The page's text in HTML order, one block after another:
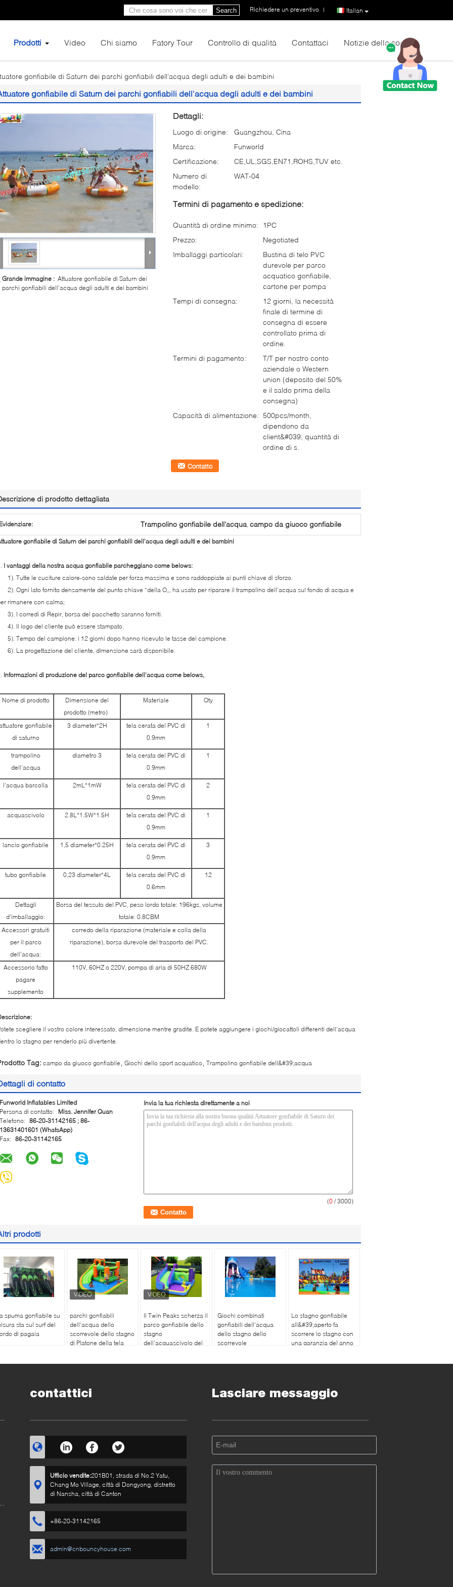
Italian
Richiedere un preventivo |
Search
Prodotti Video Chi siamo Fatory Tour Controllo di qualità Contattaci Notizie della società
gonfiabile di Saturn dei parchi gonfiabili dell'acqua degli adulti e dei bambini
gonfiabile di Saturn dei parchi gonfiabili dell'acqua degli adulti e dei bambini
Grande immagine : Attuatore gonfiabile di Saturn dei
parchi gonfiabili dell'acqua degli adulti e dei bambini
Dettagli:
Luogo di origine:
Guangzhou, Cina
Marca:
Funworld
Certificazione:
CE,UL,SGS,EN71,ROHS,TUV etc.
Numero di
modello:
WAT-04
Termini di pagamento e spedizione:
Quantità di ordine minimo:
1PC
Prezzo:
Negotiated
Imballaggi particolari:
Bustina di telo PVC
durevole per parco
acquatico gonfiabile,
cartone per pompa
Tempi di consegna:
12 giorni, la necessità
finale di termine di
consegna di essere
controllato prima di
ordine.
Termini di pagamento:
T/T per nostro conto
aziendale o Western
union (deposito del 50%
e il saldo prima della
consegna)
Capacità di alimentazione: 500pcs/month,
dipendono da
client&#039; quantità di
ordine di s.
Contatto
di prodotto dettagliata
Evidenziare: Trampolino gonfiabile dell'acqua, campo da giuoco gonfiabile
gonfiabile di Saturn dei parchi gonfiabili dell'acqua degli adulti e dei bambini
I vantaggi della nostra acqua gonfiabile parcheggiano come belows:
1). Tutte le cuciture calore-sono saldate per forza massima e sono raddoppiate ai punti chiave di sforzo.
2). Ogni lato fornito densamente del punto chiave “della O„, ha usato per riparare il trampolino dell'acqua sul fondo di acqua e
rimanere con calma;
3). I corredi di Repir, borsa del pacchetto saranno forniti.
4). Il logo del cliente può essere stampato.
5). Tempo del campione: i 12 giorni dopo hanno ricevuto le tasse del campione.
6). La progettazione del cliente, dimensione sarà disponibile.
Informazioni di produzione del parco gonfiabile dell'acqua come belows,
Nome di prodotto
Dimensione del
prodotto (metro)
Materiale Qty
gonfiabile
di saturno
3 diameter*2H
tela cerata del PVC di
0.9mm
1
trampolino
dell'acqua
diametro 3
tela cerata del PVC di
0.9mm
1
l'acqua barcolla 2mL*1mW
tela cerata del PVC di
0.9mm
2
acquascivolo 2.8L*1.5W*1.5H
tela cerata del PVC di
0.9mm
1
lancio gonfiabile 1,5 diameter*0.25H
tela cerata del PVC di
0.9mm
3
tubo gonfiabile 0,23 diameter*4L
tela cerata del PVC di
0.6mm
12
Dettagli
d'imballaggio:
Borsa del tessuto del PVC, peso lordo totale: 196kgs, volume
totale: 0.8CBM
Accessori gratuiti
per il parco
dell'acqua:
corredo della riparazione (materiale e colla della
riparazione), borsa durevole del trasporto del PVC.
Accessorio fatto
pagare
supplemento
110V, 60HZ o 220V, pompa di aria di 50HZ 680W
scegliere il vostro colore interessato, dimensione mentre gradite. E potete aggiungere i giochi/giocattoli differenti dell'acqua
lo stagno per renderlo più divertente.
Tag: campo da giuoco gonfiabile Giochi dello sport acquatico Trampolino gonfiabile dell&#39;acqua
di contatto
Funworld Inflatables Limited
Persona di contatto:
Miss. Jennifer Quan
Telefono: 86-20-31142165 ; 86-
13631401601 (WhatsApp)
Fax: 86-20-31142165
Invia la tua richiesta direttamente a noi
(0 / 3000)
prodotti
spuma gonfiabile su
sta sul surf del
di pagaia
parchi gonfiabili
dell'acqua dello
scorrevole dello stagno
di Platone della tela
Il Twin Peaks scherza il
parco gonfiabile dello
stagno
dell'acquascivolo del
Giochi combinati
gonfiabili dell'acqua
dello stagno dello
scorrevole
Lo stagno gonfiabile
all&#39;aperto fa
scorrere lo stagno con
una garanzia del anno
contattici
Ufficio vendite:201B01, strada di No.2 Yatu,
Chang Mo Village, città di Dongyong, distretto
di Nansha, città di Canton
+86-20-31142165
admin@cnbouncyhouse.com
Lasciare messaggio